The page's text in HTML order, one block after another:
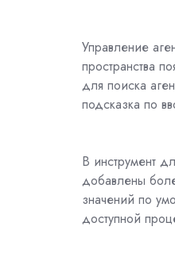
Управление
пространства
для поиска
подсказка по
В инструмент
добавлены
значений по
доступной